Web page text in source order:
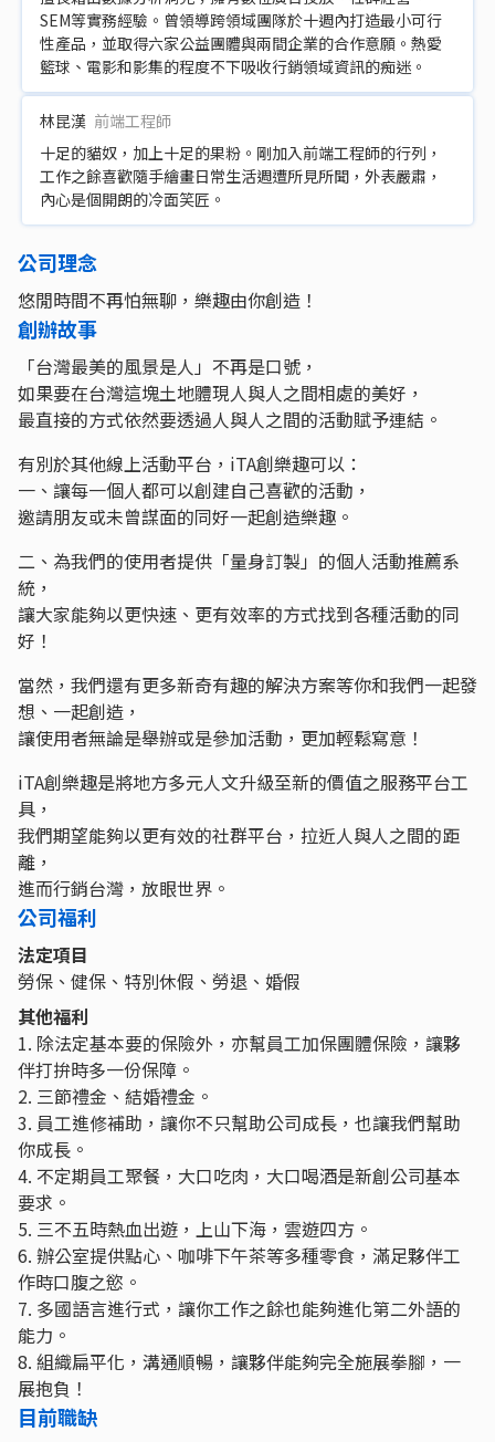
SEM等實務經驗。曾領導跨領域團隊於十週內打造最小可行
性產品，並取得六家公益團體與兩間企業的合作意願。熱愛
籃球、電影和影集的程度不下吸收行銷領域資訊的痴迷。
林昆漢 前端工程師
十足的貓奴，加上十足的果粉。剛加入前端工程師的行列，
工作之餘喜歡隨手繪畫日常生活週遭所見所聞，外表嚴肅，
內心是個開朗的冷面笑匠。
公司理念
悠閒時間不再怕無聊，樂趣由你創造！
創辦故事
「台灣最美的風景是人」不再是口號，
如果要在台灣這塊土地體現人與人之間相處的美好，
最直接的方式依然要透過人與人之間的活動賦予連結。
有別於其他線上活動平台，iTA創樂趣可以：
一、讓每一個人都可以創建自己喜歡的活動，
邀請朋友或未曾謀面的同好一起創造樂趣。
二、為我們的使用者提供「量身訂製」的個人活動推薦系
統，
讓大家能夠以更快速、更有效率的方式找到各種活動的同
好！
當然，我們還有更多新奇有趣的解決方案等你和我們一起發
想、一起創造，
讓使用者無論是舉辦或是參加活動，更加輕鬆寫意！
iTA創樂趣是將地方多元人文升級至新的價值之服務平台工
具，
我們期望能夠以更有效的社群平台，拉近人與人之間的距
離，
進而行銷台灣，放眼世界。
公司福利
法定項目
勞保、健保、特別休假、勞退、婚假
其他福利
1. 除法定基本要的保險外，亦幫員工加保團體保險，讓夥
伴打拚時多一份保障。
2. 三節禮金、結婚禮金。
3. 員工進修補助，讓你不只幫助公司成長，也讓我們幫助
你成長。
4. 不定期員工聚餐，大口吃肉，大口喝酒是新創公司基本
要求。
5. 三不五時熱血出遊，上山下海，雲遊四方。
6. 辦公室提供點心、咖啡下午茶等多種零食，滿足夥伴工
作時口腹之慾。
7. 多國語言進行式，讓你工作之餘也能夠進化第二外語的
能力。
8. 組織扁平化，溝通順暢，讓夥伴能夠完全施展拳腳，一
展抱負！
目前職缺